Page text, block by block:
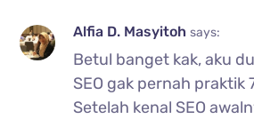
Alfia D. Masyitohsays:
Betul banget kak, aku
SEO gak pernah praktik
Setelah kenal SEO